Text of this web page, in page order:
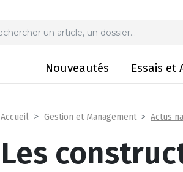
Nouveautés Essais et
Accueil Gestion et Management Actus
Les